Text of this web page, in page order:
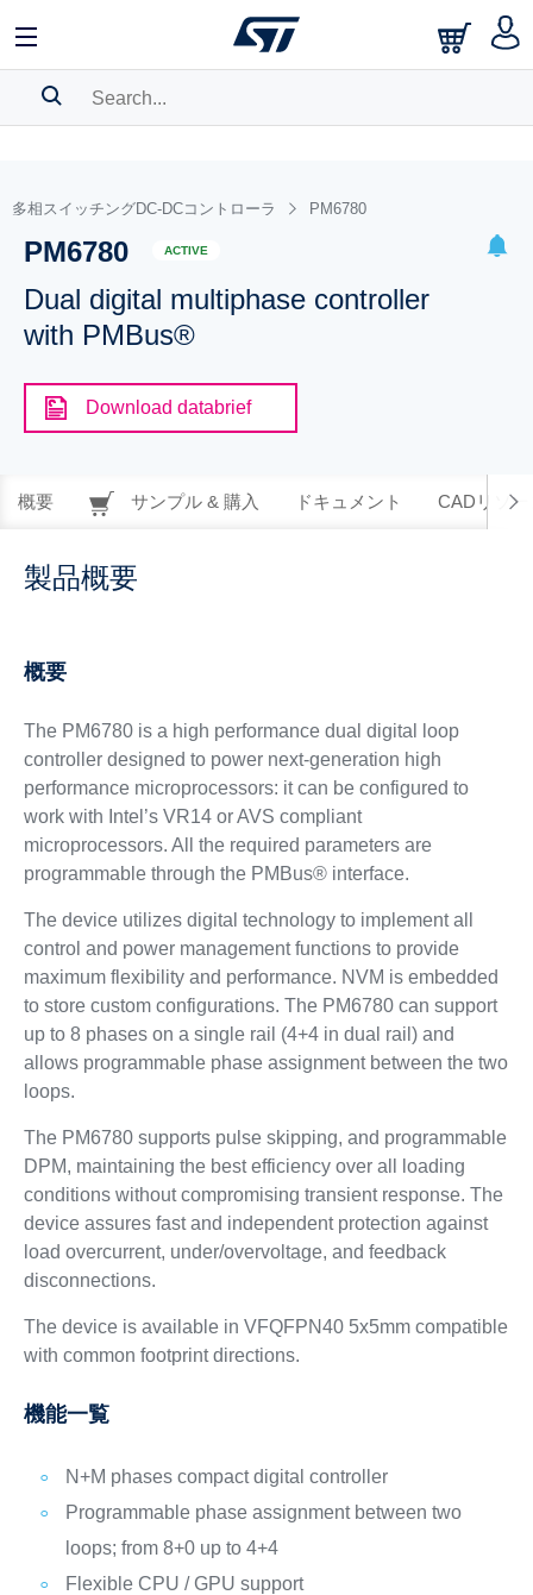
BOOKMARK
Pleaselog in to show your saved searches.
多相スイッチングDC-DCコントローラ PM6780
PM6780 ACTIVE
Dual digital multiphase controller
with PMBus®
Download databrief
概要 サンプル & 購入 ドキュメント CADリソー
製品概要
概要
The PM6780 is a high performance dual digital loop
controller designed to power next-generation high
performance microprocessors: it can be configured to
work with Intel’s VR14 or AVS compliant
microprocessors. All the required parameters are
programmable through the PMBus® interface.
The device utilizes digital technology to implement all
control and power management functions to provide
maximum flexibility and performance. NVM is embedded
to store custom configurations. The PM6780 can support
up to 8 phases on a single rail (4+4 in dual rail) and
allows programmable phase assignment between the two
loops.
The PM6780 supports pulse skipping, and programmable
DPM, maintaining the best efficiency over all loading
conditions without compromising transient response. The
device assures fast and independent protection against
load overcurrent, under/overvoltage, and feedback
disconnections.
The device is available in VFQFPN40 5x5mm compatible
with common footprint directions.
機能一覧
N+M phases compact digital controller
Programmable phase assignment between two
loops; from 8+0 up to 4+4
Flexible CPU / GPU support